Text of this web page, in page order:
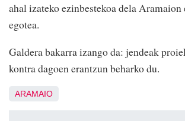
ahal izateko ezinbestekoa dela
egotea.
Galdera bakarra izango da: jendeak
kontra dagoen erantzun beharko du.
ARAMAIO